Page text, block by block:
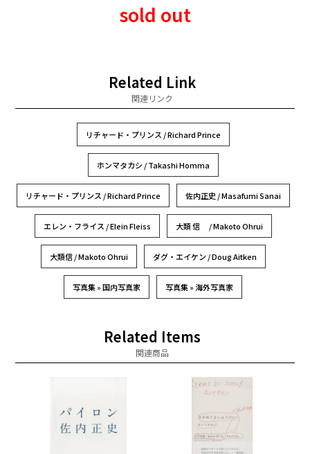
sold out
Related Link
関連リンク
リチャード・プリンス / Richard Prince
ホンマタカシ / Takashi Homma
リチャード・プリンス / Richard Prince 佐内正史 / Masafumi Sanai
エレン・フライス / Elein Fleiss 大類 信 / Makoto Ohrui
大類信 / Makoto Ohrui ダグ・エイケン / Doug Aitken
写真集 » 国内写真家 写真集 » 海外写真家
Related Items
関連商品